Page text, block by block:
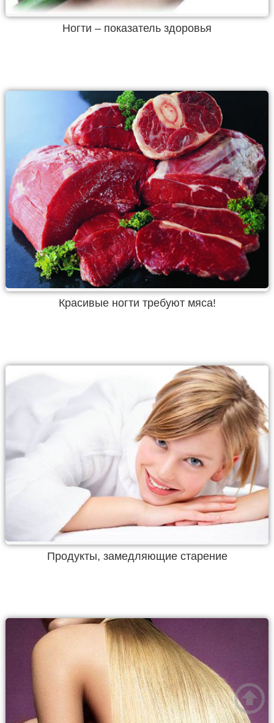
Ногти – показатель здоровья
Красивые ногти требуют мяса!
Продукты, замедляющие старение